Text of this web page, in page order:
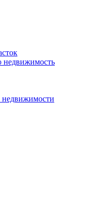
недвижимость
недвижимости